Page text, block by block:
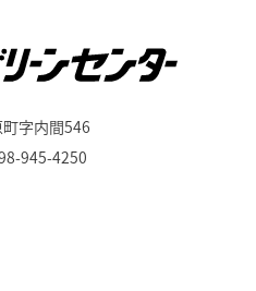
字内間546
945-4250